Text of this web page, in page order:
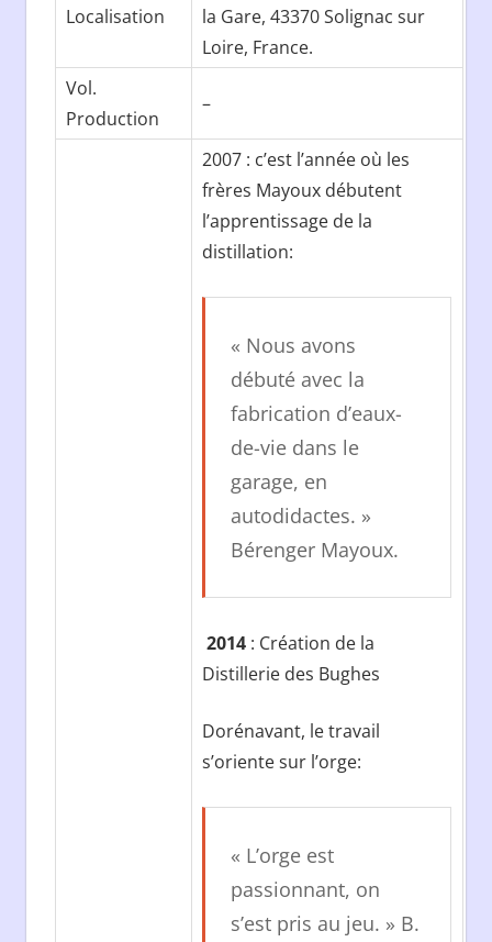
Localisation
la Gare, 43370 Solignac sur
Loire, France.
Vol.
Production
–
2007 : c’est l’année où les
frères Mayoux débutent
l’apprentissage de la
distillation:
« Nous avons
débuté avec la
fabrication d’eaux-
de-vie dans le
garage, en
autodidactes. »
Bérenger Mayoux.
2014 : Création de la
Distillerie des Bughes
Dorénavant, le travail
s’oriente sur l’orge:
« L’orge est
passionnant, on
s’est pris au jeu. » B.